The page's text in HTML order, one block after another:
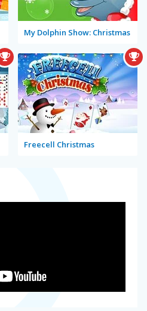
My Dolphin Show: Christmas
Freecell Christmas